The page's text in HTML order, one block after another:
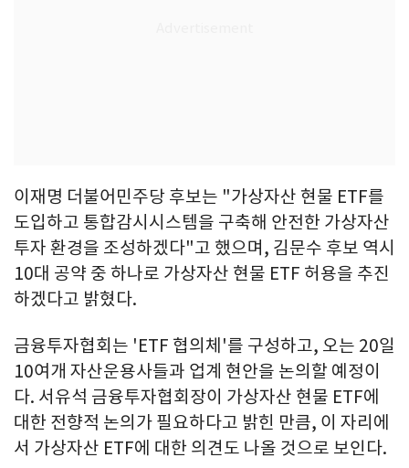
이재명 더불어민주당 후보는 "가상자산 현물 ETF를
도입하고 통합감시시스템을 구축해 안전한 가상자산
투자 환경을 조성하겠다"고 했으며, 김문수 후보 역시
10대 공약 중 하나로 가상자산 현물 ETF 허용을 추진
하겠다고 밝혔다.
금융투자협회는 'ETF 협의체'를 구성하고, 오는 20일
10여개 자산운용사들과 업계 현안을 논의할 예정이
다. 서유석 금융투자협회장이 가상자산 현물 ETF에
대한 전향적 논의가 필요하다고 밝힌 만큼, 이 자리에
서 가상자산 ETF에 대한 의견도 나올 것으로 보인다.